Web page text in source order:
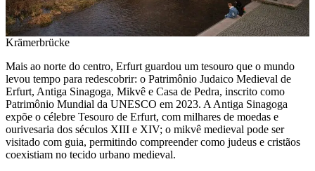
Krämerbrücke
Mais ao norte do centro, Erfurt guardou um tesouro que o mundo
levou tempo para redescobrir: o Patrimônio Judaico Medieval de
Erfurt, Antiga Sinagoga, Mikvê e Casa de Pedra, inscrito como
Patrimônio Mundial da UNESCO em 2023. A Antiga Sinagoga
expõe o célebre Tesouro de Erfurt, com milhares de moedas e
ourivesaria dos séculos XIII e XIV; o mikvê medieval pode ser
visitado com guia, permitindo compreender como judeus e cristãos
coexistiam no tecido urbano medieval.